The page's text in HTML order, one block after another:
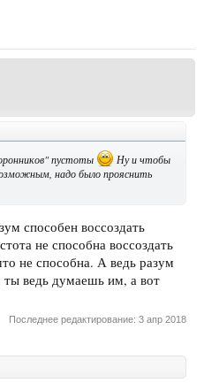
пустоты
Ну и чтобы
надо было прояснить
способен воссоздать
не способна воссоздать
не способна. А ведь разум
ты ведь думаешь им, а вот
Последнее редактирование: 3 апр 2018